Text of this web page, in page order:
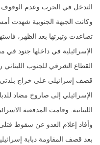
التدخل في الحرب وعدم الوقوف
وكانت الجبهة الجنوبية شهدت
تصاعدت وتيرتها بعد الظهر،
الإسرائيلية في داخلها جنود
القطاع الشرقي للجنوب اللبناني
قصف إسرائيلي على خراج
الإسرائيلي إلى صاروخ مضاد
اللبنانية. وقامت المدفعية
وأفاد إعلام العدو عن سقوط
بعد قصف المقاومة دبابة